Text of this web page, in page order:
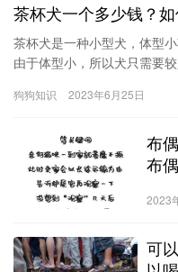
茶杯犬一个多少钱？
茶杯犬是一种小型犬，体型
由于体型小，所以犬只需要
将详细…
狗狗知识 2023年6月25日
布
布
2023
可